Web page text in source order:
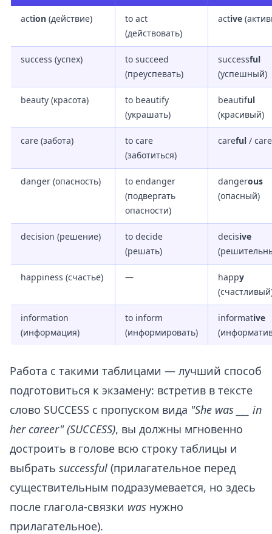
action (действие)
to act
(действовать)
active
success (успех)
to succeed
(преуспевать)
successful
(успешный)
beauty (красота)
to beautify
(украшать)
beautiful
(красивый)
care (забота)
to care
(заботиться)
careful / care
danger (опасность)
to endanger
(подвергать
опасности)
dangerous
(опасный)
decision (решение)
to decide
(решать)
decisive
happiness (счастье) — happy
information
(информация)
to inform
(информировать)
informative
Работа с такими таблицами — лучший способ
подготовиться к экзамену: встретив в тексте
слово SUCCESS с пропуском вида "She was ___ in
her career" (SUCCESS), вы должны мгновенно
достроить в голове всю строку таблицы и
выбрать successful (прилагательное перед
существительным подразумевается, но здесь
после глагола-связки was нужно
прилагательное).